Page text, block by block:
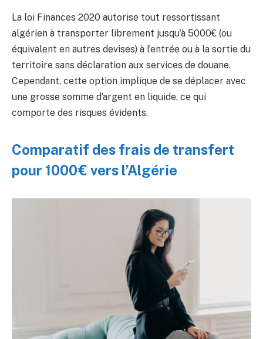
La loi Finances 2020 autorise tout ressortissant
algérien à transporter librement jusqu’à 5000€ (ou
équivalent en autres devises) à l’entrée ou à la sortie du
territoire sans déclaration aux services de douane.
Cependant, cette option implique de se déplacer avec
une grosse somme d’argent en liquide, ce qui
comporte des risques évidents.
Comparatif des frais de transfert
pour 1000€ vers l’Algérie